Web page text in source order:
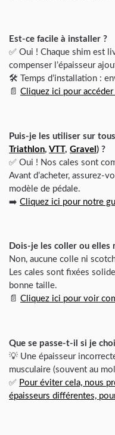
Est-ce facile à installer ?
✅ Oui ! Chaque shim est
compenser l’épaisseur
🛠️ Temps d’installation :
📄 Cliquez ici pour
Puis-je les utiliser sur
Triathlon, VTT, Gravel ) ?
✅ Oui ! Nos cales sont
Avant d’acheter, assurez-
modèle de pédale.
➡️ Cliquez ici pour notre
Dois-je les coller ou elles
Non, aucune colle ni
Les cales sont fixées
bonne taille.
📄 Cliquez ici pour voir
Que se passe-t-il si je
💡 Une épaisseur
musculaire (souvent au
✅ Pour éviter cela, nous
épaisseurs différentes,